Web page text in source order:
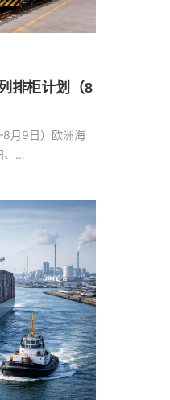
排柜计划（8
月9日）欧洲海
、…